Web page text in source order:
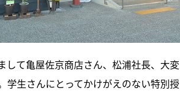
して亀屋佐京商店さん、松浦社長、大変
学生さんにとってかけがえのない特別授